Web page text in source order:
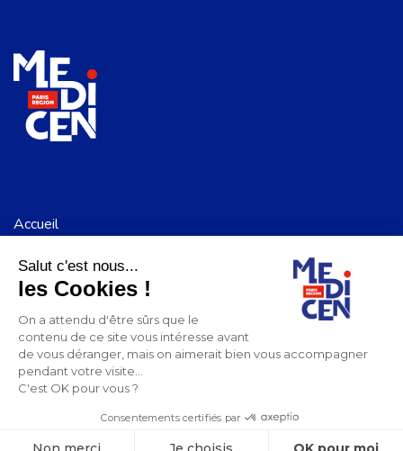
Salut c'est nous...
les Cookies !
On a attendu d'être sûrs que le
contenu de ce site vous intéresse avant
de vous déranger, mais on aimerait bien vous accompagner
pendant votre visite...
C'est OK pour vous ?
Consentements certifiés par
Accueil
Notre communauté
Medicen recrute
Mentions Légales et CGU
Politique de confidentialité
Nous suivre